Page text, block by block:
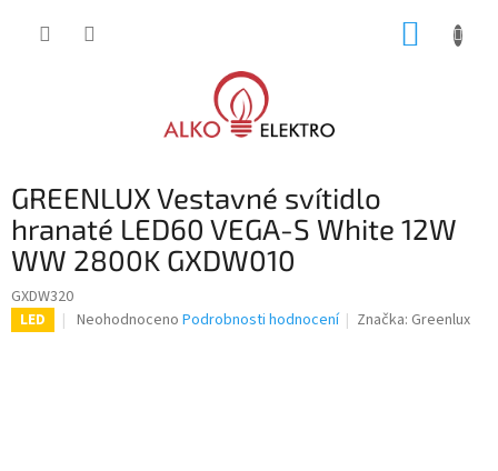
GREENLUX Vestavné svítidlo
hranaté LED60 VEGA-S White 12W
WW 2800K GXDW010
GXDW320
LED
Průměrné
Neohodnoceno Podrobnosti hodnocení Značka: Greenlux